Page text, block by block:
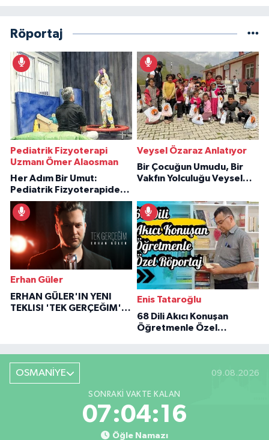
Röportaj
Pediatrik Fizyoterapi
Uzmanı Ömer Alaosman
Her Adım Bir Umut:
Pediatrik Fizyoterapiden
İlham Veren Hikâyeler
Veysel Özaraz Anlatıyor
Bir Çocuğun Umudu, Bir
Vakfın Yolculuğu Veysel
Erhan Güler
ERHAN GÜLER'IN YENI
TEKLISI 'TEK GERÇEĞIM'LE
Enis Tataroğlu
68 Dili Akıcı Konuşan
Öğretmenle Özel
OSMANİYE 09.08.2026
SONRAKI VAKTE KALAN
07:04:15
Öğle Namazı